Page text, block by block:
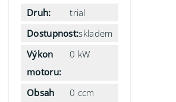
Druh:
trial
Dostupnost:skladem
Výkon
motoru:
0 kW
Obsah
0 ccm